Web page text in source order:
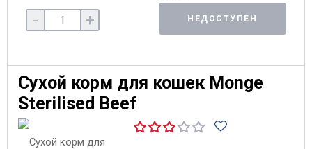
- + НЕДОСТУПЕН
Сухой корм для кошек Monge
Sterilised Beef